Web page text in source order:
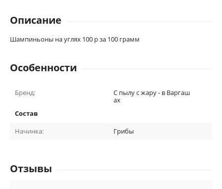
Описание
Шампиньоны на углях 100 р за 100 грамм
Особенности
Бренд:
С пылу с жару - в Варгаш
ах
Состав
Начинка:
Грибы
Отзывы